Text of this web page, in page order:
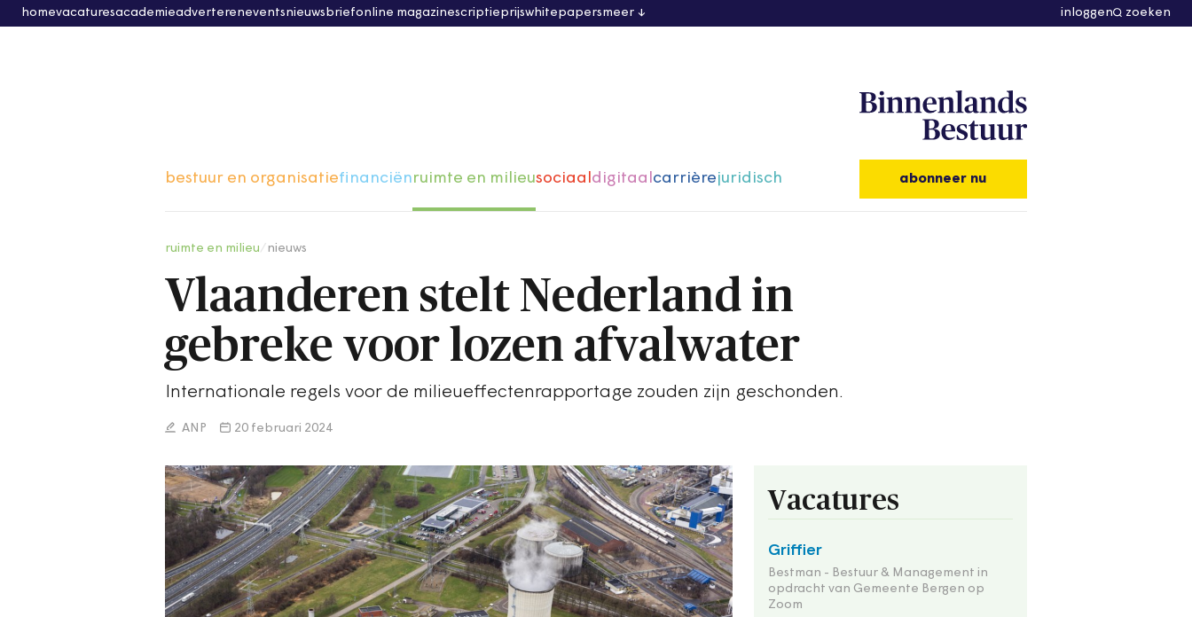
homevacaturesacademieadvertereneventsnieuwsbriefonline magazinescriptieprijswhitepapersmeer inloggen zoeken
bestuur en organisatiefinanciënruimte en milieusociaaldigitaalcarrièrejuridisch abonneer nu
ruimte en milieu nieuws
Vlaanderen stelt Nederland in
gebreke voor lozen afvalwater
Internationale regels voor de milieueffectenrapportage zouden zijn geschonden.
ANP 20 februari 2024
Vacatures
Griffier
Bestman - Bestuur & Management in
opdracht van Gemeente Bergen op
Zoom